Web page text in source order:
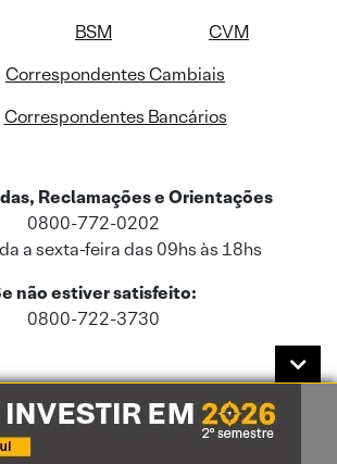
BSM
CVM
Correspondentes Cambiais
Correspondentes Bancários
Reclamações e Orientações
0800-772-0202
a sexta-feira das 09hs às 18hs
não estiver satisfeito:
0800-722-3730
e dados pessoais de acordo com a nossaPolítica de
e a nossaPolítica de Privacidade.